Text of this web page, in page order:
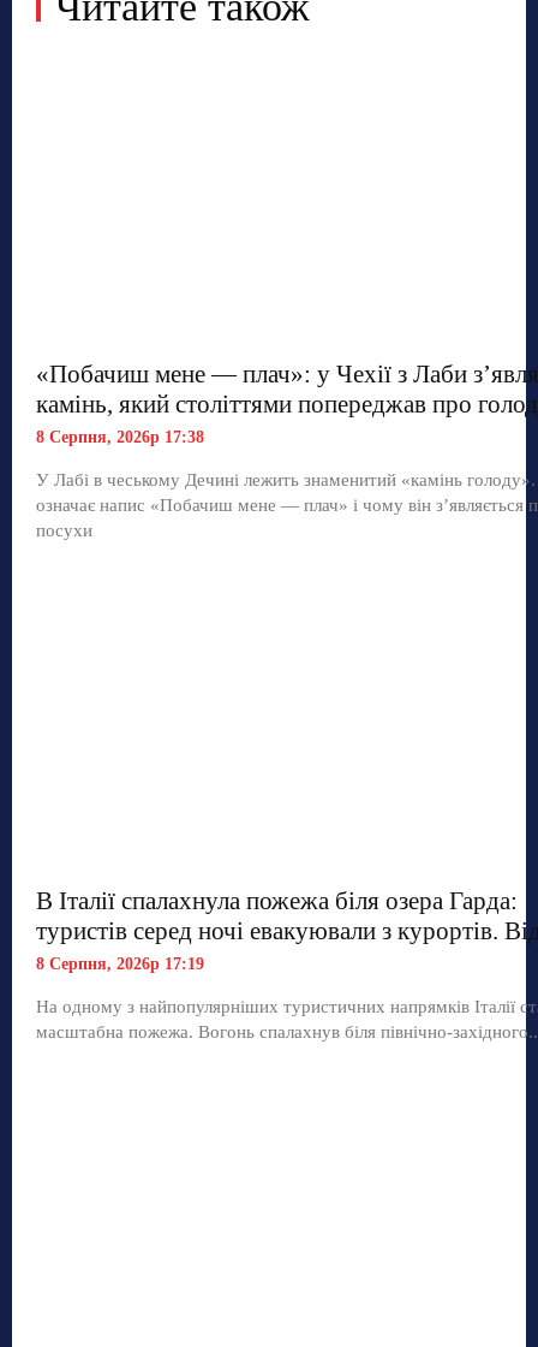
«Побачиш мене — плач»: у Чехії з Лаби
камінь, який століттями попереджав про голод
8 Серпня, 2026р 17:38
У Лабі в чеському Дечині лежить знаменитий «камінь
означає напис «Побачиш мене — плач» і чому він з’являється
посухи
В Італії спалахнула пожежа біля озера Гарда:
туристів серед ночі евакуювали з курортів.
8 Серпня, 2026р 17:19
На одному з найпопулярніших туристичних напрямків Італії
масштабна пожежа. Вогонь спалахнув біля північно-